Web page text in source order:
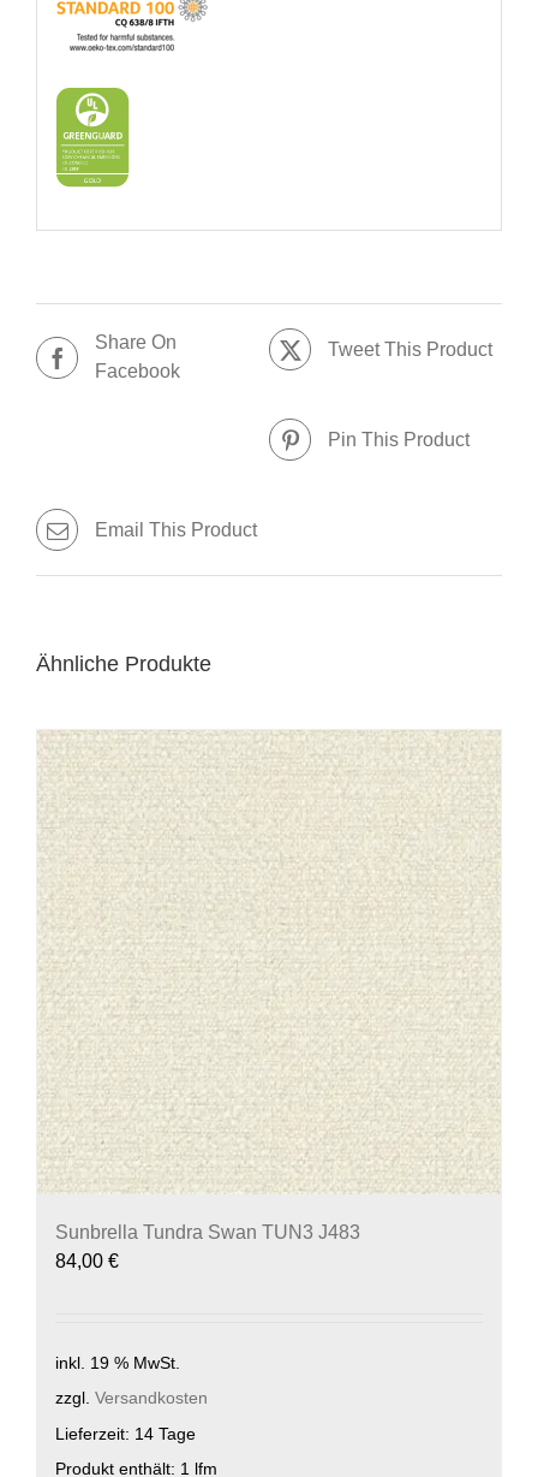
Share On
Facebook
Tweet This Product
Pin This Product
Email This Product
Ähnliche Produkte
Sunbrella Tundra Swan TUN3 J483
84,00 €
inkl. 19 % MwSt.
zzgl. Versandkosten
Lieferzeit: 14 Tage
Produkt enthält: 1 lfm